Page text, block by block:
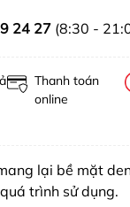
24 27(8:30 -
Thanh toán
online
lại bề mặt
trình sử dụng.